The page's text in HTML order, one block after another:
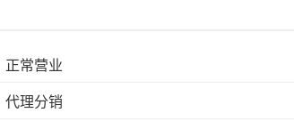
正常营业
代理分销